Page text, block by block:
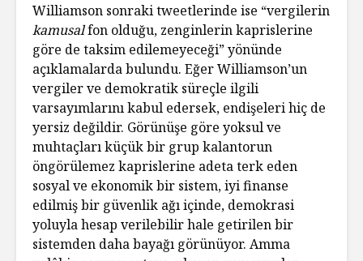
Williamson sonraki tweetlerinde ise “vergilerin
kamusalfon olduğu, zenginlerin kaprislerine
göre de taksim edilemeyeceği” yönünde
açıklamalarda bulundu. Eğer Williamson’un
vergiler ve demokratik süreçle ilgili
varsayımlarını kabul edersek, endişeleri hiç de
yersiz değildir. Görünüşe göre yoksul ve
muhtaçları küçük bir grup kalantorun
öngörülemez kaprislerine adeta terk eden
sosyal ve ekonomik bir sistem, iyi finanse
edilmiş bir güvenlik ağı içinde, demokrasi
yoluyla hesap verilebilir hale getirilen bir
sistemden daha bayağı görünüyor. Amma